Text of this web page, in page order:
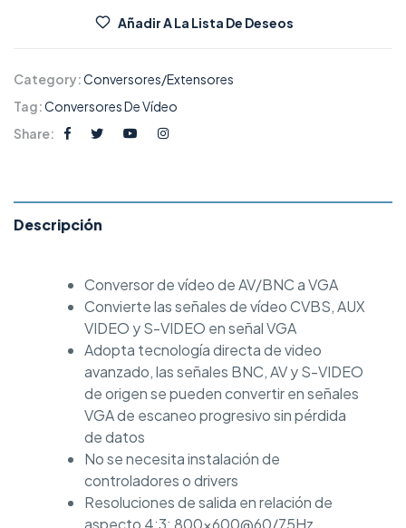
Añadir A La Lista De Deseos
Category:Conversores/Extensores
Tag:Conversores De Vídeo
Share:
Descripción
Conversor de vídeo de AV/BNC a VGA
Convierte las señales de vídeo CVBS, AUX
VIDEO y S-VIDEO en señal VGA
Adopta tecnología directa de video
avanzado, las señales BNC, AV y S-VIDEO
de origen se pueden convertir en señales
VGA de escaneo progresivo sin pérdida
de datos
No se necesita instalación de
controladores o drivers
Resoluciones de salida en relación de
aspecto 4:3: 800×600@60/75Hz,